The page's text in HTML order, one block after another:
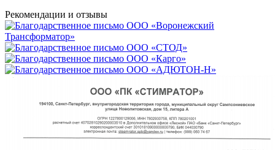
Рекомендации и отзывы